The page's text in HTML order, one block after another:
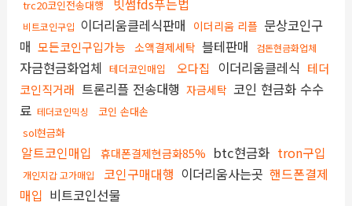
trc20코인전송대행 빗썸fds푸는법
비트코인구입 이더리움클레식판매 이더리움 리플 문상코인구
매 모든코인구입가능 소액결제세탁 블테판매 검돈현금화업체
자금현금화업체 테더코인매입 오다집 이더리움클레식 테더
코인직거래 트론리플 전송대행 자금세탁 코인 현금화 수수
료 테더코인믹싱
코인 손대손
sol현금화
알트코인매입 휴대폰결제현금화85% btc현금화 tron구입
개인지갑 고가매입 코인구매대행 이더리움사는곳 핸드폰결제
매입 비트코인선물